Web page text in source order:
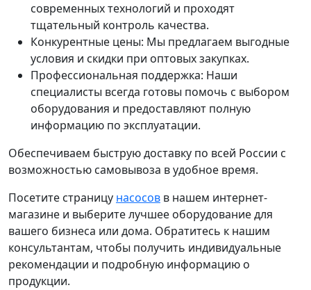
современных технологий и проходят
тщательный контроль качества.
Конкурентные цены: Мы предлагаем выгодные
условия и скидки при оптовых закупках.
Профессиональная поддержка: Наши
специалисты всегда готовы помочь с выбором
оборудования и предоставляют полную
информацию по эксплуатации.
Обеспечиваем быструю доставку по всей России с
возможностью самовывоза в удобное время.
Посетите страницу насосов в нашем интернет-
магазине и выберите лучшее оборудование для
вашего бизнеса или дома. Обратитесь к нашим
консультантам, чтобы получить индивидуальные
рекомендации и подробную информацию о
продукции.